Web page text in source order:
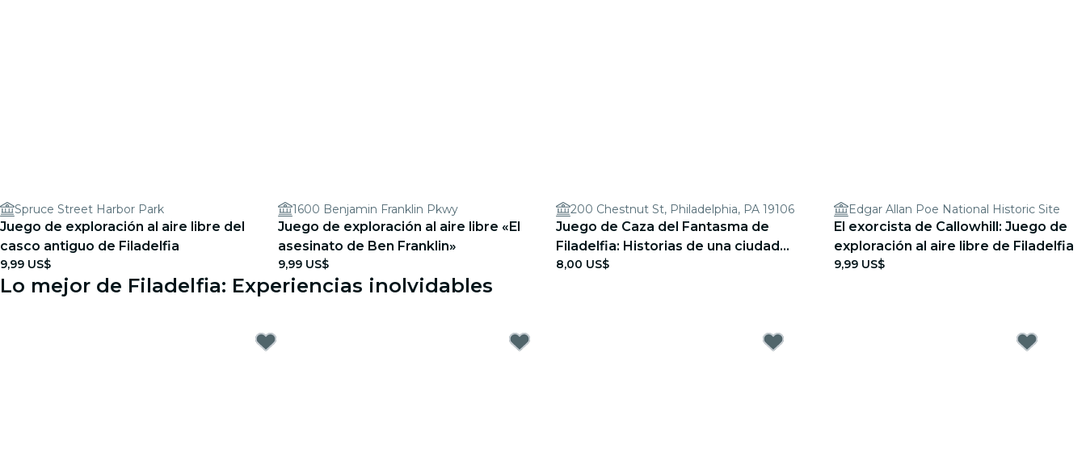
Spruce Street Harbor Park
Juego de exploración al aire libre del
casco antiguo de Filadelfia
9,99 US$
1600 Benjamin Franklin Pkwy
Juego de exploración al aire libre «El
asesinato de Ben Franklin»
9,99 US$
200 Chestnut St, Philadelphia, PA 19106
Juego de Caza del Fantasma de
Filadelfia: Historias de una ciudad
encantada
8,00 US$
Edgar Allan Pоe National Historic Site
El exorcista de Callowhill: Juego de
exploración al aire libre de Filadelfia
9,99 US$
Lo mejor de Filadelfia: Experiencias inolvidables